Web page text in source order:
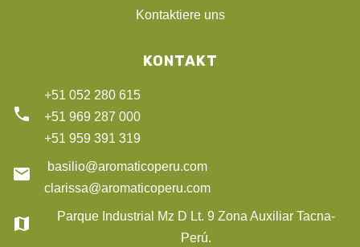
Kontaktiere uns
KONTAKT
phone
+51 052 280 615
+51 969 287 000
+51 959 391 319
email
basilio@aromaticoperu.com
clarissa@aromaticoperu.com
map
Parque Industrial Mz D Lt. 9 Zona Auxiliar Tacna-
Perú.